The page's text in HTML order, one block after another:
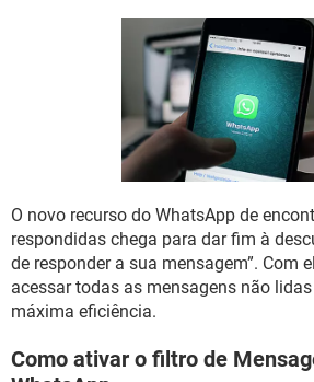
O novo recurso do WhatsApp de
respondidas chega para dar fim à
de responder a sua mensagem”. Com
acessar todas as mensagens não
máxima eficiência.
Como ativar o filtro de